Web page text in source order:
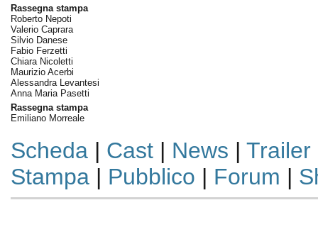
Rassegna stampa
Roberto Nepoti
Valerio Caprara
Silvio Danese
Fabio Ferzetti
Chiara Nicoletti
Maurizio Acerbi
Alessandra Levantesi
Anna Maria Pasetti
Rassegna stampa
Emiliano Morreale
Scheda| Cast| News | Trailer
Stampa| Pubblico | Forum |